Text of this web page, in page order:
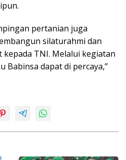
pertanian juga
silaturahmi dan
kepada TNI. Melalui kegiatan
Babinsa dapat di percaya,”